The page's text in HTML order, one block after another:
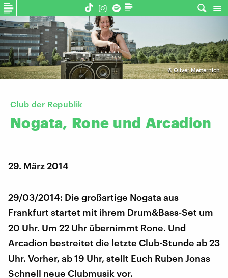
©Oliver Metternich
Club der Republik
Nogata, Rone und Arcadion
29. März 2014
29/03/2014: Die großartige Nogata aus
Frankfurt startet mit ihrem Drum&Bass-Set um
20 Uhr. Um 22 Uhr übernimmt Rone. Und
Arcadion bestreitet die letzte Club-Stunde ab 23
Uhr. Vorher, ab 19 Uhr, stellt Euch Ruben Jonas
Schnell neue Clubmusik vor.